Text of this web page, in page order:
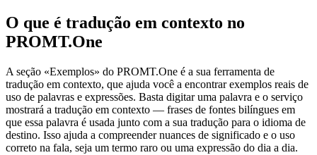
O que é tradução em contexto no
PROMT.One
A seção «Exemplos» do PROMT.One é a sua ferramenta de
tradução em contexto, que ajuda você a encontrar exemplos reais de
uso de palavras e expressões. Basta digitar uma palavra e o serviço
mostrará a tradução em contexto — frases de fontes bilíngues em
que essa palavra é usada junto com a sua tradução para o idioma de
destino. Isso ajuda a compreender nuances de significado e o uso
correto na fala, seja um termo raro ou uma expressão do dia a dia.